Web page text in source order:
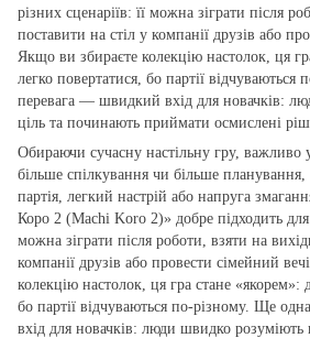
різних сценаріїв: її можна зіграти після
поставити на стіл у компанії друзів або
Якщо ви збираєте колекцію настолок, ця
легко повертатися, бо партії
перевага — швидкий вхід для новачків:
ціль та починають приймати осмислені
Обираючи сучасну настільну гру, важливо
більше спілкування чи більше планування,
партія, легкий настрій або напруга
Коро 2 (Machi Koro 2)» добре підходить для
можна зіграти після роботи, взяти на
компанії друзів або провести сімейний
колекцію настолок, ця гра стане «якорем»:
бо партії відчуваються по‑різному. Ще
вхід для новачків: люди швидко розуміють